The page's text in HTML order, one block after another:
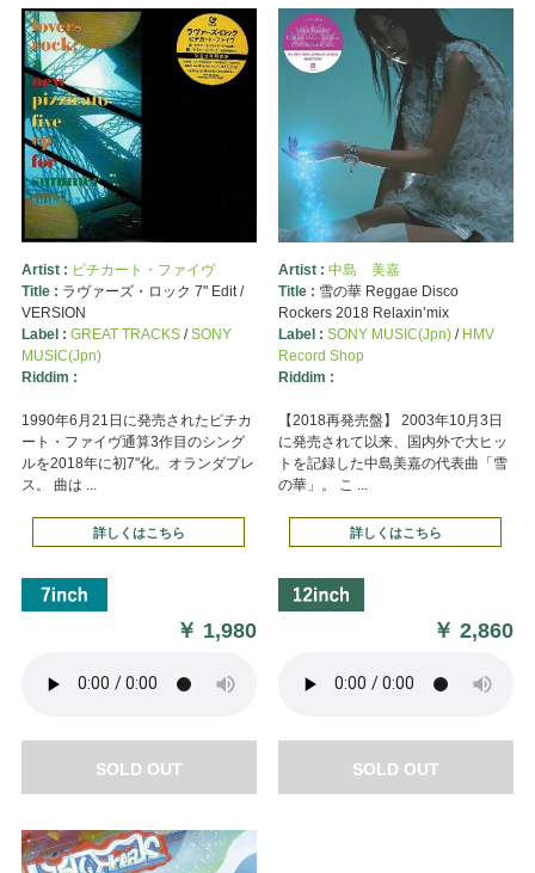
Artist : ピチカート・ファイヴ
Title : ラヴァーズ・ロック 7" Edit /
VERSION
Label : GREAT TRACKS/SONY
MUSIC(Jpn)
Riddim :
1990年6月21日に発売されたピチカ
ート・ファイヴ通算3作目のシング
ルを2018年に初7"化。オランダプレ
ス。 曲は ...
詳しくはこちら
￥ 1,980
SOLD OUT
Artist : 中島 美嘉
Title : 雪の華 Reggae Disco
Rockers 2018 Relaxin’mix
Label : SONY MUSIC(Jpn)/ HMV
Record Shop
Riddim :
【2018再発売盤】 2003年10月3日
に発売されて以来、国内外で大ヒッ
トを記録した中島美嘉の代表曲「雪
の華」。 こ ...
詳しくはこちら
￥2,860
SOLD OUT